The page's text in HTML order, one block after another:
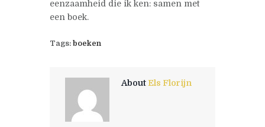
eenzaamheid die ik ken: samen met
een boek.
Tags: boeken
AboutEls Florijn